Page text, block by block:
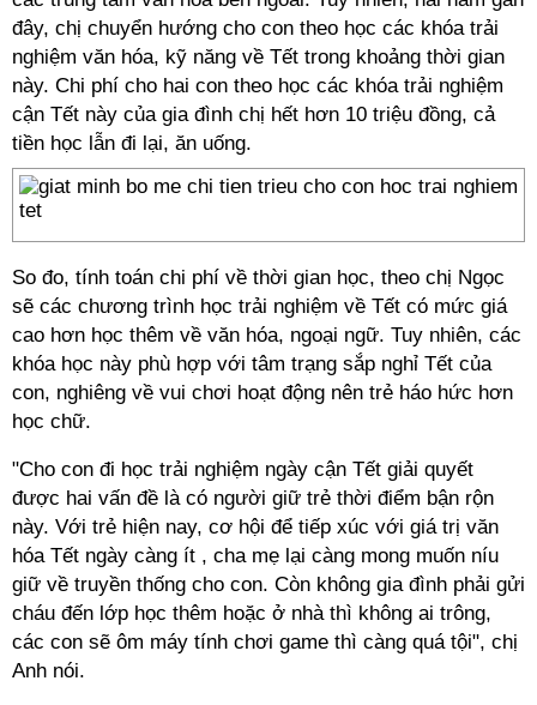
đây, chị chuyển hướng cho con theo học các khóa trải
nghiệm văn hóa, kỹ năng về Tết trong khoảng thời gian
này. Chi phí cho hai con theo học các khóa trải nghiệm
cận Tết này của gia đình chị hết hơn 10 triệu đồng, cả
tiền học lẫn đi lại, ăn uống.
So đo, tính toán chi phí về thời gian học, theo chị Ngọc
sẽ các chương trình học trải nghiệm về Tết có mức giá
cao hơn học thêm về văn hóa, ngoại ngữ. Tuy nhiên, các
khóa học này phù hợp với tâm trạng sắp nghỉ Tết của
con, nghiêng về vui chơi hoạt động nên trẻ háo hức hơn
học chữ.
"Cho con đi học trải nghiệm ngày cận Tết giải quyết
được hai vấn đề là có người giữ trẻ thời điểm bận rộn
này. Với trẻ hiện nay, cơ hội để tiếp xúc với giá trị văn
hóa Tết ngày càng ít , cha mẹ lại càng mong muốn níu
giữ về truyền thống cho con. Còn không gia đình phải gửi
cháu đến lớp học thêm hoặc ở nhà thì không ai trông,
các con sẽ ôm máy tính chơi game thì càng quá tội", chị
Anh nói.